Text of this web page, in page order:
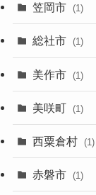
笠岡市 (1)
総社市 (1)
美作市 (1)
美咲町 (1)
西粟倉村 (1)
赤磐市 (1)